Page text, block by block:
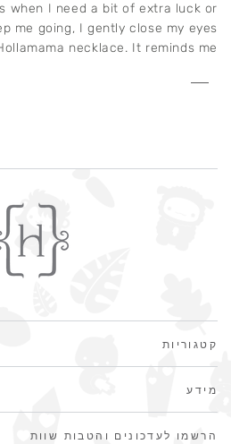
when I need a bit of extra luck or
me going, I gently close my eyes
necklace. It reminds me...
קטגוריות
מידע
הרשמו לעדכונים והטבות שוות